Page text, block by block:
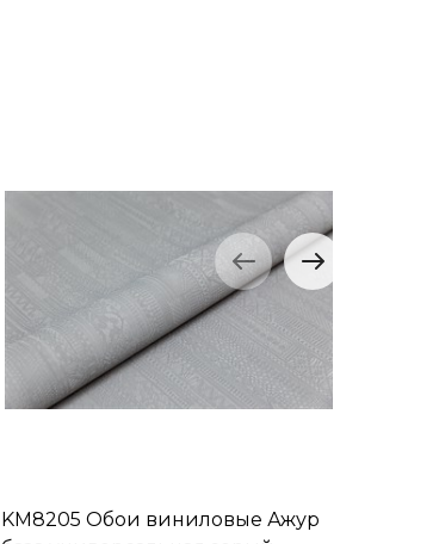
KM8205 Обои виниловые Ажур